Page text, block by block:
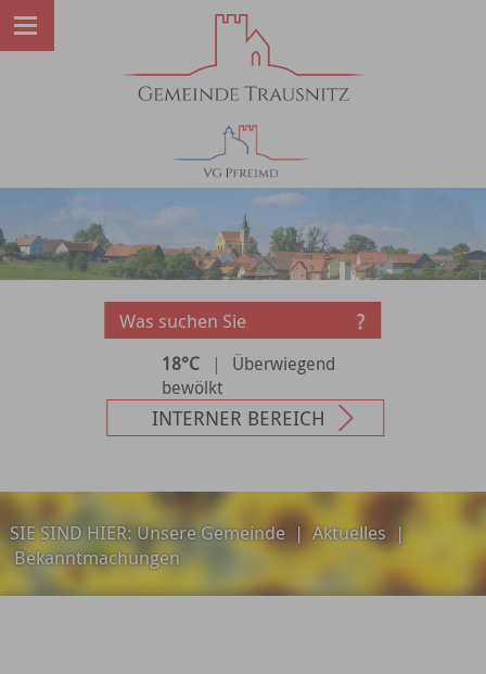
18°C |
Überwiegend
bewölkt
INTERNER BEREICH
SIE SIND HIER:Unsere Gemeinde| Aktuelles |
Bekanntmachungen